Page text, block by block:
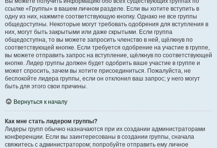
ссылке «Группы» в вашем личном разделе. Если вы хотите вступить в
одну из них, нажмите соответствующую кнопку. Однако не все группы
общедоступны. Некоторые могут требовать одобрения для вступления в
них, могут быть закрытыми или даже скрытыми. Если группа
общедоступна, то вы можете запросить членство в ней, щёлкнув по
соответствующей кнопке. Если требуется одобрение на участие в группе,
вы можете отправить запрос на вступление, щёлкнув по соответствующей
кнопке. Лидер группы должен будет одобрить ваше участие в группе и
может спросить, зачем вы хотите присоединиться. Пожалуйста, не
беспокойте лидера группы, если он отклонил ваш запрос; у него могут
быть для этого свои причины.
Вернуться к началу
Как мне стать лидером группы?
Лидеры групп обычно назначаются при их создании администраторами
конференции. Если вы заинтересованы в создании группы, сначала
свяжитесь с администратором; попробуйте отправить ему личное